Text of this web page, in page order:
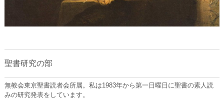
聖書研究の部
無教会東京聖書読者会所属。私は1983年から第一日曜日に聖書の素人読
みの研究発表をしています。